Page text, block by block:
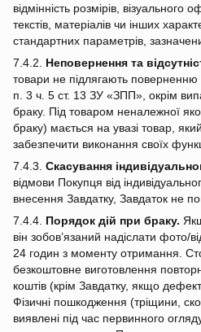
відмінність розмірів, візуального
текстів, матеріалів чи інших
стандартних параметрів,
7.4.2. Неповернення та
товари не підлягають поверненню
п. 3 ч. 5 ст. 13 ЗУ «ЗПП», окрім
браку. Під товаром неналежної
браку) мається на увазі товар,
забезпечити виконання своїх
7.4.3. Скасування
відмови Покупця від
внесення Завдатку, Завдаток не
7.4.4. Порядок дій при браку.
він зобов’язаний надіслати фото/
24 годин з моменту отримання.
безкоштовне виготовлення
коштів (крім Завдатку, якщо
Фізичні пошкодження (тріщини,
виявлені під час первинного